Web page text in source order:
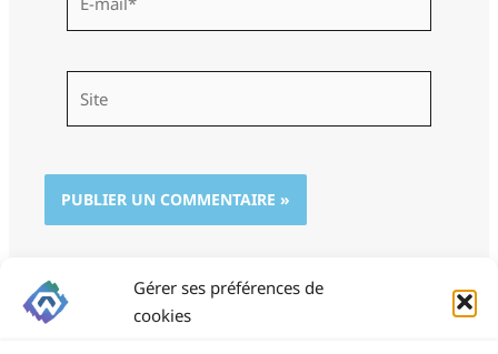
Gérer ses préférences de
cookies
mail*